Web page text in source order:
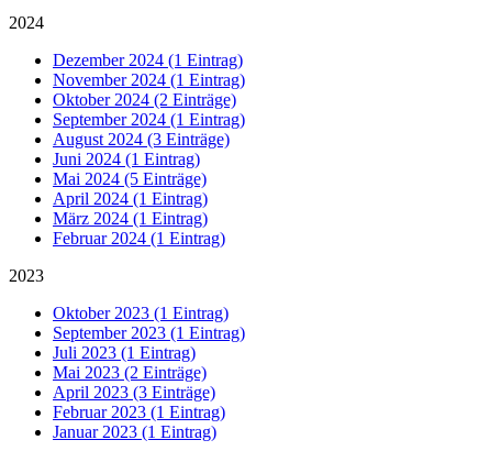
2024
Dezember 2024 (1 Eintrag)
November 2024 (1 Eintrag)
Oktober 2024 (2 Einträge)
September 2024 (1 Eintrag)
August 2024 (3 Einträge)
Juni 2024 (1 Eintrag)
Mai 2024 (5 Einträge)
April 2024 (1 Eintrag)
März 2024 (1 Eintrag)
Februar 2024 (1 Eintrag)
2023
Oktober 2023 (1 Eintrag)
September 2023 (1 Eintrag)
Juli 2023 (1 Eintrag)
Mai 2023 (2 Einträge)
April 2023 (3 Einträge)
Februar 2023 (1 Eintrag)
Januar 2023 (1 Eintrag)